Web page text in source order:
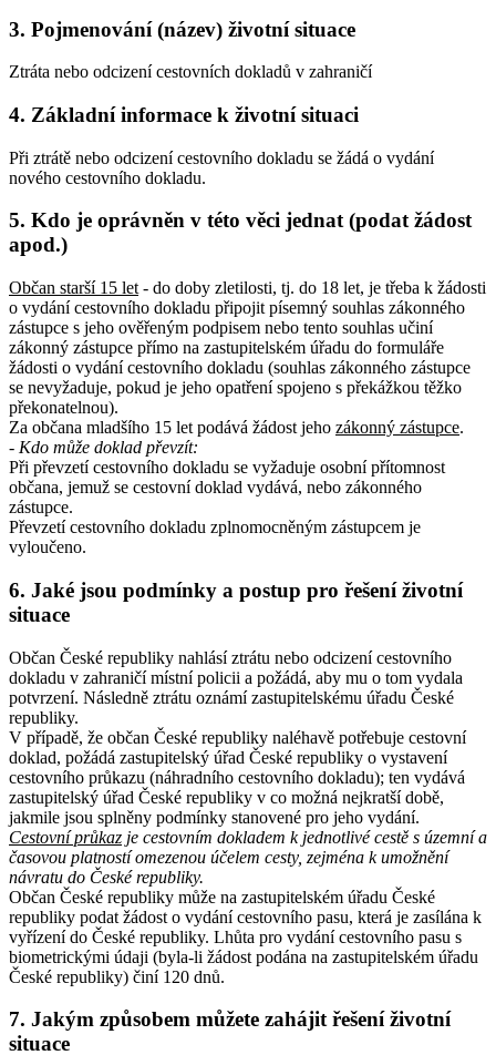
3. Pojmenování (název) životní situace
Ztráta nebo odcizení cestovních dokladů v zahraničí
4. Základní informace k životní situaci
Při ztrátě nebo odcizení cestovního dokladu se žádá o vydání
nového cestovního dokladu.
5. Kdo je oprávněn v této věci jednat (podat žádost
apod.)
Občan starší 15 let - do doby zletilosti, tj. do 18 let, je třeba k žádosti
o vydání cestovního dokladu připojit písemný souhlas zákonného
zástupce s jeho ověřeným podpisem nebo tento souhlas učiní
zákonný zástupce přímo na zastupitelském úřadu do formuláře
žádosti o vydání cestovního dokladu (souhlas zákonného zástupce
se nevyžaduje, pokud je jeho opatření spojeno s překážkou těžko
překonatelnou).
Za občana mladšího 15 let podává žádost jeho zákonný zástupce.
- Kdo může doklad převzít:
Při převzetí cestovního dokladu se vyžaduje osobní přítomnost
občana, jemuž se cestovní doklad vydává, nebo zákonného
zástupce.
Převzetí cestovního dokladu zplnomocněným zástupcem je
vyloučeno.
6. Jaké jsou podmínky a postup pro řešení životní
situace
Občan České republiky nahlásí ztrátu nebo odcizení cestovního
dokladu v zahraničí místní policii a požádá, aby mu o tom vydala
potvrzení. Následně ztrátu oznámí zastupitelskému úřadu České
republiky.
V případě, že občan České republiky naléhavě potřebuje cestovní
doklad, požádá zastupitelský úřad České republiky o vystavení
cestovního průkazu (náhradního cestovního dokladu); ten vydává
zastupitelský úřad České republiky v co možná nejkratší době,
jakmile jsou splněny podmínky stanovené pro jeho vydání.
Cestovní průkaz je cestovním dokladem k jednotlivé cestě s územní a
časovou platností omezenou účelem cesty, zejména k umožnění
návratu do České republiky.
Občan České republiky může na zastupitelském úřadu České
republiky podat žádost o vydání cestovního pasu, která je zasílána k
vyřízení do České republiky. Lhůta pro vydání cestovního pasu s
biometrickými údaji (byla-li žádost podána na zastupitelském úřadu
České republiky) činí 120 dnů.
7. Jakým způsobem můžete zahájit řešení životní
situace